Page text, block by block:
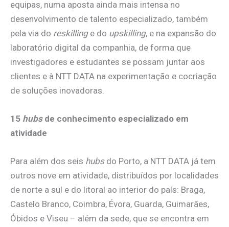
equipas, numa aposta ainda mais intensa no
desenvolvimento de talento especializado, também
pela via do reskilling e do upskilling, e na expansão do
laboratório digital da companhia, de forma que
investigadores e estudantes se possam juntar aos
clientes e à NTT DATA na experimentação e cocriação
de soluções inovadoras.
15 hubsde conhecimento especializado em
atividade
Para além dos seis hubsdo Porto, a NTT DATA já tem
outros nove em atividade, distribuídos por localidades
de norte a sul e do litoral ao interior do país: Braga,
Castelo Branco, Coimbra, Évora, Guarda, Guimarães,
Óbidos e Viseu – além da sede, que se encontra em